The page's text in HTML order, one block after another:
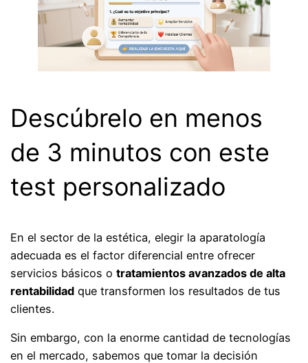
Descúbrelo en menos
de 3 minutos con este
test personalizado
En el sector de la estética, elegir la aparatología
adecuada es el factor diferencial entre ofrecer
servicios básicos otratamientos avanzados de alta
rentabilidad que transformen los resultados de tus
clientes.
Sin embargo, con la enorme cantidad de tecnologías
en el mercado, sabemos que tomar la decisión